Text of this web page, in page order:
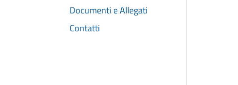
Documenti e Allegati
Contatti